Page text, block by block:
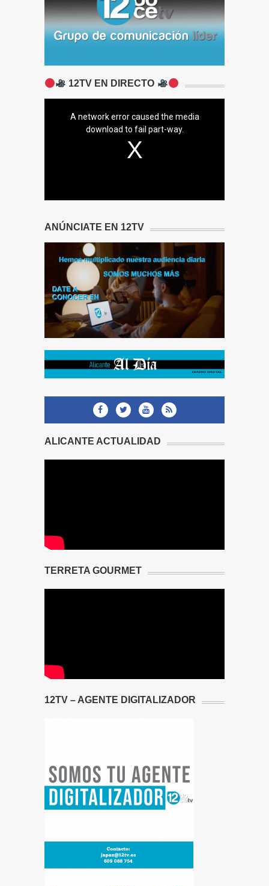
12TV EN DIRECTO
A network error caused the media
download to fail part-way.
ANÚNCIATE EN 12TV
ALICANTE ACTUALIDAD
TERRETA GOURMET
12TV – AGENTE DIGITALIZADOR